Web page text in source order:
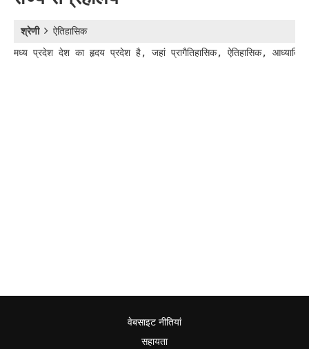
श्रेणी ऐतिहासिक
मध्य प्रदेश देश का हृदय प्रदेश है, जहां प्रागैतिहासिक, ऐतिहासिक,
वेबसाइट नीतियां
सहायता